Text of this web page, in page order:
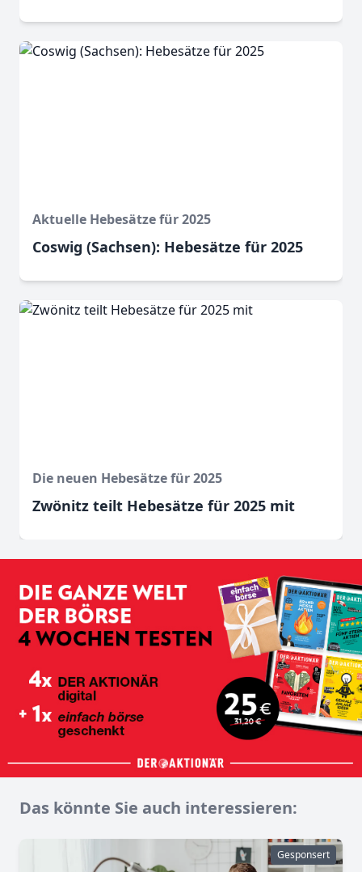
Aktuelle Hebesätze für 2025
Coswig (Sachsen): Hebesätze für 2025
Die neuen Hebesätze für 2025
Zwönitz teilt Hebesätze für 2025 mit
Das könnte Sie auch interessieren:
Gesponsert